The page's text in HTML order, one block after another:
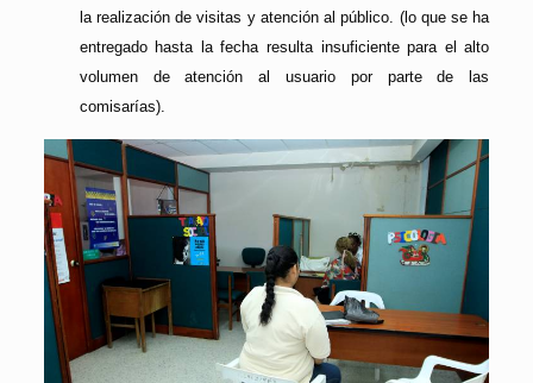
la realización de visitas y atención al público. (lo que se ha
entregado hasta la fecha resulta insuficiente para el alto
volumen de atención al usuario por parte de las
comisarías).